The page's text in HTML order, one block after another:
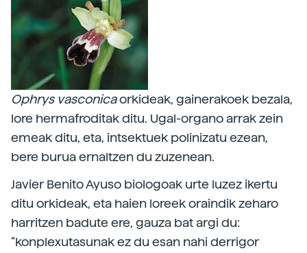
Ophrys vasconicaorkideak, gainerakoek bezala,
lore hermafroditak ditu. Ugal-organo arrak zein
emeak ditu, eta, intsektuek polinizatu ezean,
bere burua ernaltzen du zuzenean.
Javier Benito Ayuso biologoak urte luzez ikertu
ditu orkideak, eta haien loreek oraindik zeharo
harritzen badute ere, gauza bat argi du:
“konplexutasunak ez du esan nahi derrigor